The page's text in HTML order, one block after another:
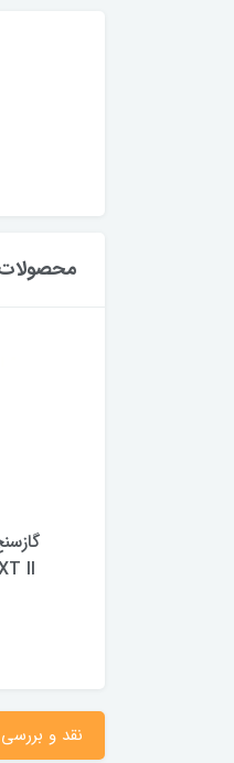
II
نقد و بررسی